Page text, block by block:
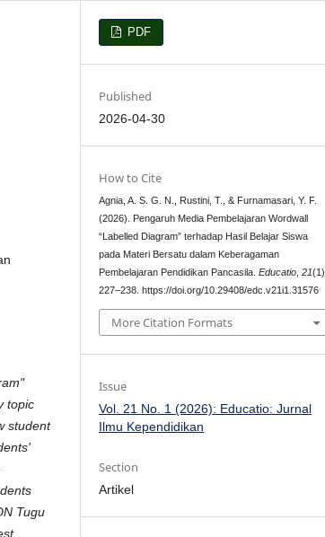
topic
student
Tugu
PDF
Published
2026-04-30
How to Cite
Agnia, A. S. G. N., Rustini, T., & Furnamasari, Y. F.
(2026). Pengaruh Media Pembelajaran Wordwall
“Labelled Diagram” terhadap Hasil Belajar Siswa
pada Materi Bersatu dalam Keberagaman
Pembelajaran Pendidikan Pancasila.Educatio ,21(1),
227–238. https://doi.org/10.29408/edc.v21i1.31576
More Citation Formats
Issue
Vol. 21 No. 1 (2026): Educatio: Jurnal
Ilmu Kependidikan
Section
Artikel